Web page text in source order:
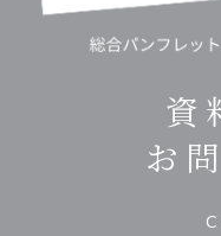
資
お